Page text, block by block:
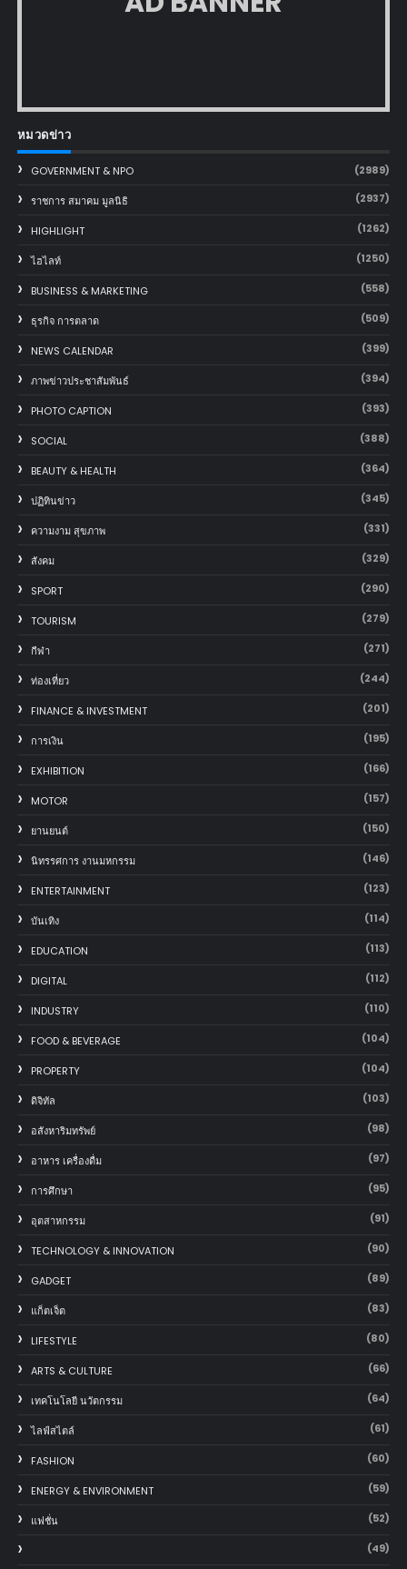
หมวดข่าว
GOVERNMENT & NPO (2989)
ราชการ สมาคม มูลนิธิ (2937)
HIGHLIGHT (1262)
ไฮไลท์ (1250)
BUSINESS & MARKETING (558)
ธุรกิจ การตลาด (509)
NEWS CALENDAR (399)
ภาพข่าวประชาสัมพันธ์ (394)
PHOTO CAPTION (393)
SOCIAL (388)
BEAUTY & HEALTH (364)
ปฏิทินข่าว (345)
ความงาม สุขภาพ (331)
สังคม (329)
SPORT (290)
TOURISM (279)
กีฬา (271)
ท่องเที่ยว (244)
FINANCE & INVESTMENT (201)
การเงิน (195)
EXHIBITION (166)
MOTOR (157)
‎ยานยนต์‎ (150)
นิทรรศการ งานมหกรรม (146)
ENTERTAINMENT (123)
บันเทิง (114)
EDUCATION (113)
DIGITAL (112)
INDUSTRY (110)
FOOD & BEVERAGE (104)
PROPERTY (104)
ดิจิทัล (103)
อสังหาริมทรัพย์ (98)
อาหาร เครื่องดื่ม (97)
การศึกษา (95)
อุตสาหกรรม (91)
TECHNOLOGY & INNOVATION (90)
GADGET (89)
แก็ตเจ็ต (83)
LIFESTYLE (80)
ARTS & CULTURE (66)
เทคโนโลยี นวัตกรรม (64)
ไลฟ์สไตล์ (61)
FASHION (60)
ENERGY & ENVIRONMENT (59)
แฟชั่น (52)
(49)